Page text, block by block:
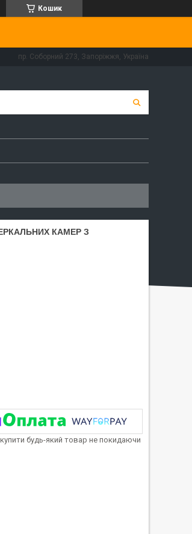
Кошик
пр. Соборний 273, Запоріжжя, Україна
КАМЕР З
будь-який товар не покидаючи